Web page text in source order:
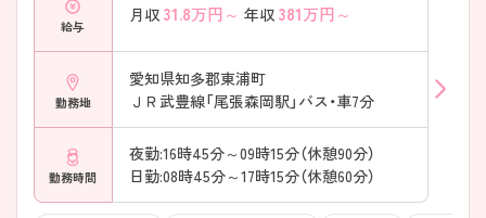
給与
月収 31.8万円～ 年収 381万円～
勤務地
愛知県知多郡東浦町
ＪＲ武豊線「尾張森岡駅」バス・車7分
勤務時間
夜勤:16時45分～09時15分（休憩90分）
日勤:08時45分～17時15分（休憩60分）